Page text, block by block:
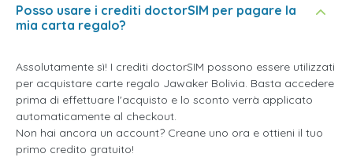
Posso usare i crediti doctorSIM per pagare la
mia carta regalo?
Assolutamente sì! I crediti doctorSIM possono essere utilizzati
per acquistare carte regalo Jawaker Bolivia. Basta accedere
prima di effettuare l'acquisto e lo sconto verrà applicato
automaticamente al checkout.
Non hai ancora un account? Creane uno ora e ottieni il tuo
primo credito gratuito!